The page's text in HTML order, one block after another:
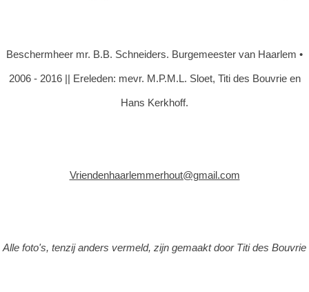
Beschermheer mr. B.B. Schneiders. Burgemeester van Haarlem •
2006 - 2016 || Ereleden: mevr. M.P.M.L. Sloet, Titi des Bouvrie en
Hans Kerkhoff.
Vriendenhaarlemmerhout@gmail.com
Alle foto's, tenzij anders vermeld, zijn gemaakt door Titi des Bouvrie